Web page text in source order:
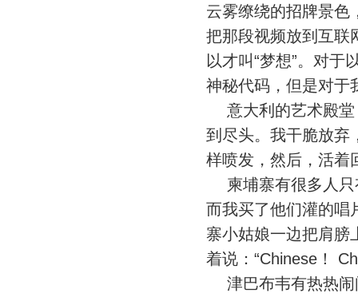
云雾缭绕的招牌景色
把那段视频放到互联
以才叫“梦想”。对于
神秘代码，但是对于
意大利的艺术殿堂
到尽头。我干脆放弃
样喷发，然后，活着
柬埔寨有很多人只
而我买了他们灌的唱
寨小姑娘一边把肩膀
着说：“Chinese！
津巴布韦有热热闹